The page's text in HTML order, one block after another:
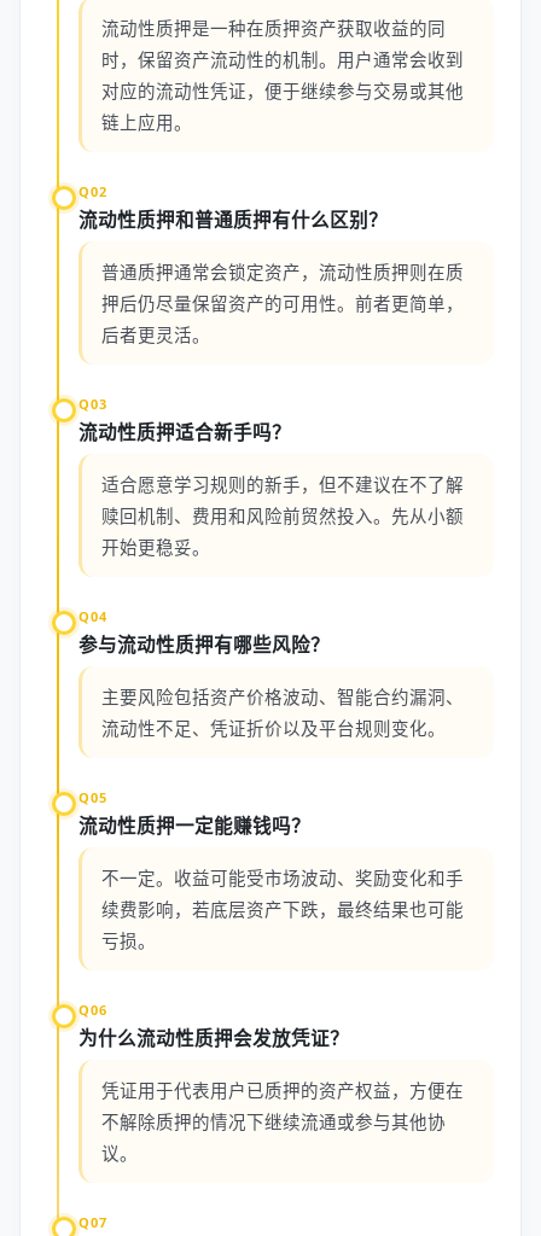
流动性质押是一种在质押资产获取收益的同
时，保留资产流动性的机制。用户通常会收到
对应的流动性凭证，便于继续参与交易或其他
链上应用。
Q02
流动性质押和普通质押有什么区别？
普通质押通常会锁定资产，流动性质押则在质
押后仍尽量保留资产的可用性。前者更简单，
后者更灵活。
Q03
流动性质押适合新手吗？
适合愿意学习规则的新手，但不建议在不了解
赎回机制、费用和风险前贸然投入。先从小额
开始更稳妥。
Q04
参与流动性质押有哪些风险？
主要风险包括资产价格波动、智能合约漏洞、
流动性不足、凭证折价以及平台规则变化。
Q05
流动性质押一定能赚钱吗？
不一定。收益可能受市场波动、奖励变化和手
续费影响，若底层资产下跌，最终结果也可能
亏损。
Q06
为什么流动性质押会发放凭证？
凭证用于代表用户已质押的资产权益，方便在
不解除质押的情况下继续流通或参与其他协
议。
Q07